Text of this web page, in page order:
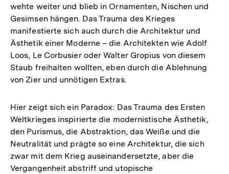
wehte weiter und blieb in Ornamenten, Nischen und
Gesimsen hängen. Das Trauma des Krieges
manifestierte sich auch durch die Architektur und
Ästhetik einer Moderne – die Architekten wie Adolf
Loos, Le Corbusier oder Walter Gropius von diesem
Staub freihalten wollten, eben durch die Ablehnung
von Zier und unnötigen Extras.
Hier zeigt sich ein Paradox: Das Trauma des Ersten
Weltkrieges inspirierte die modernistische Ästhetik,
den Purismus, die Abstraktion, das Weiße und die
Neutralität und prägte so eine Architektur, die sich
zwar mit dem Krieg auseinandersetzte, aber die
Vergangenheit abstriff und utopische